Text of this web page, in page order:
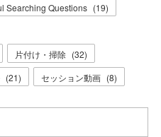
Searching Questions (19)
片付け・掃除 (32)
(21) セッション動画 (8)